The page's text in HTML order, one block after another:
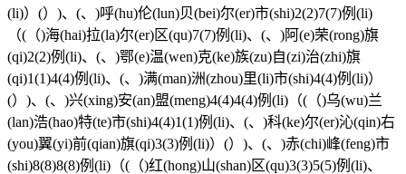
(li)）(）)、(、)呼(hu)伦(lun)贝(bei)尔(er)市(shi)2(2)7(7)例(li)
（(（)海(hai)拉(la)尔(er)区(qu)7(7)例(li)、(、)阿(e)荣(rong)旗
(qi)2(2)例(li)、(、)鄂(e)温(wen)克(ke)族(zu)自(zi)治(zhi)旗
(qi)1(1)4(4)例(li)、(、)满(man)洲(zhou)里(li)市(shi)4(4)例(li)）
(）)、(、)兴(xing)安(an)盟(meng)4(4)4(4)例(li)（(（)乌(wu)兰
(lan)浩(hao)特(te)市(shi)4(4)1(1)例(li)、(、)科(ke)尔(er)沁(qin)右
(you)翼(yi)前(qian)旗(qi)3(3)例(li)）(）)、(、)赤(chi)峰(feng)市
(shi)8(8)8(8)例(li)（(（)红(hong)山(shan)区(qu)3(3)5(5)例(li)、